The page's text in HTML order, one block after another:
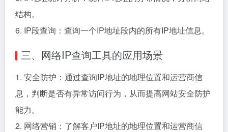
结构。
6. IP段查询：查询一个IP地址段内的所有IP地址信息。
三、网络IP查询工具的应用场景
1. 安全防护：通过查询IP地址的地理位置和运营商信
息，判断是否有异常访问行为，从而提高网站安全防护
能力。
2. 网络营销：了解客户IP地址的地理位置和运营商信